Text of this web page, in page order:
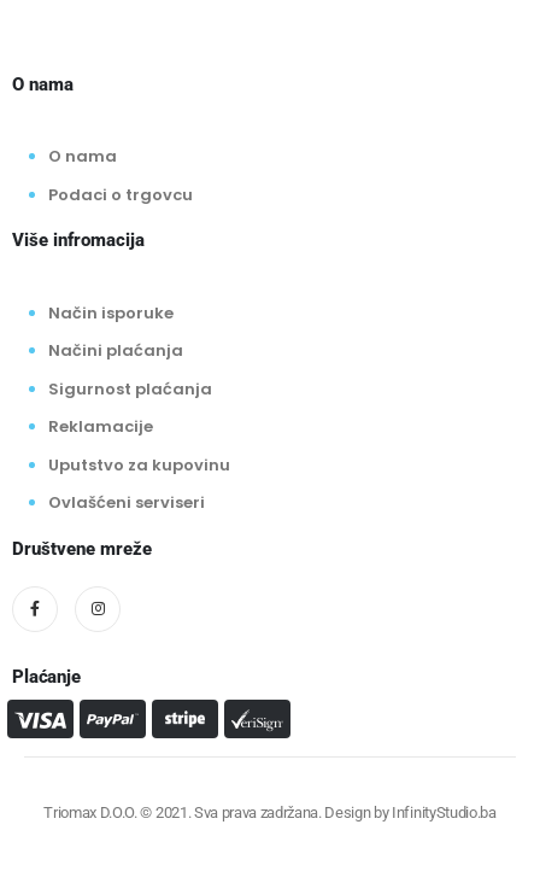
O nama
O nama
Podaci o trgovcu
Više infromacija
Način isporuke
Načini plaćanja
Sigurnost plaćanja
Reklamacije
Uputstvo za kupovinu
Ovlašćeni serviseri
Društvene mreže
Plaćanje
Triomax D.O.O. © 2021. Sva prava zadržana. Design by InfinityStudio.ba